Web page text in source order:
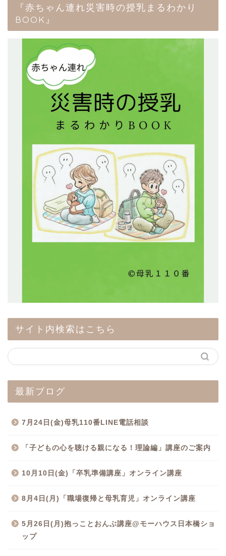
『赤ちゃん連れ災害時の授乳まるわかり
BOOK』
サイト内検索はこちら
最新ブログ
7月24日(金)母乳110番LINE電話相談
「子どもの心を聴ける親になる！理論編」講座のご案内
10月10日(金)「卒乳準備講座」オンライン講座
8月4日(月)「職場復帰と母乳育児」オンライン講座
5月26日(月)抱っことおんぶ講座@モーハウス日本橋ショ
ップ